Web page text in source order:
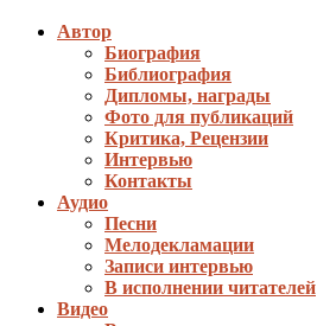
Автор
Биография
Библиография
Дипломы, награды
Фото для публикаций
Критика, Рецензии
Интервью
Контакты
Аудио
Песни
Мелодекламации
Записи интервью
В исполнении читателей
Видео